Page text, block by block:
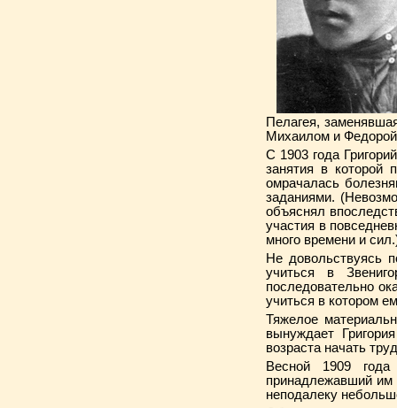
Пелагея,
Михаилом и
С 1903 года
занятия в которой
омрачалась
заданиями.
объяснял
участия в
много времени и
Не довольствуясь
учиться в
последовательно
учиться в котором
Тяжелое
вынуждает
возраста начать
Весной 1909
принадлежавший им
неподалеку